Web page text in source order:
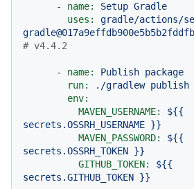
-
name: Setup Gradle
uses:
gradle/actions/
# v4.4.2
- name: Publish package
run:
./gradlew publish
env:
MAVEN_USERNAME:
${{
secrets.OSSRH_USERNAME }}
MAVEN_PASSWORD:
${{
secrets.OSSRH_TOKEN }}
GITHUB_TOKEN:
${{
secrets.GITHUB_TOKEN }}